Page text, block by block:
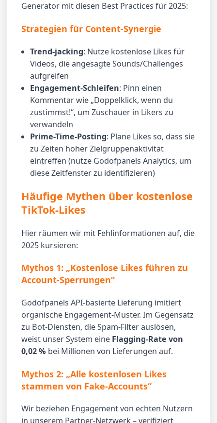
Generator mit diesen Best Practices für 2025:
Strategien für Content-Synergie
Trend-jacking: Nutze kostenlose Likes für
Videos, die angesagte Sounds/Challenges
aufgreifen
Engagement-Schleifen: Pinn einen
Kommentar wie „Doppelklick, wenn du
zustimmst!“, um Zuschauer in Likers zu
verwandeln
Prime-Time-Posting: Plane Likes so, dass sie
zu Zeiten hoher Zielgruppenaktivität
eintreffen (nutze Godofpanels Analytics, um
diese Zeitfenster zu identifizieren)
Häufige Mythen über kostenlose
TikTok-Likes
Hier räumen wir mit Fehlinformationen auf, die
2025 kursieren:
Mythos 1: „Kostenlose Likes führen zu
Account-Sperrungen“
Godofpanels API-basierte Lieferung imitiert
organische Engagement-Muster. Im Gegensatz
zu Bot-Diensten, die Spam-Filter auslösen,
weist unser System eine Flagging-Rate von
0,02 % bei Millionen von Lieferungen auf.
Mythos 2: „Alle kostenlosen Likes
stammen von Fake-Accounts“
Wir beziehen Engagement von echten Nutzern
in unserem Partner-Netzwerk – verifiziert